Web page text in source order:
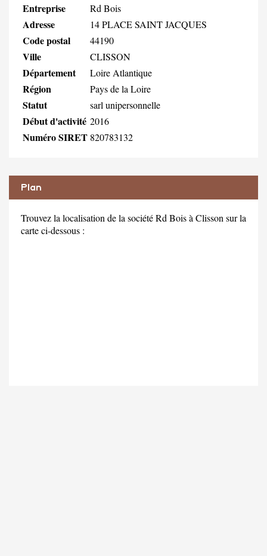
Entreprise Rd Bois
Adresse 14 PLACE SAINT JACQUES
Code postal 44190
Ville CLISSON
Département Loire Atlantique
Région Pays de la Loire
Statut sarl unipersonnelle
Début d'activité 2016
Numéro SIRET 820783132
Plan
Trouvez la localisation de la société Rd Bois à Clisson sur la
carte ci-dessous :